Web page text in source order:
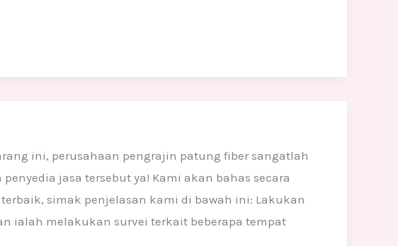
ini, perusahaan pengrajin patung fiber sangatlah
jasa tersebut ya! Kami akan bahas secara
simak penjelasan kami di bawah ini: Lakukan
ialah melakukan survei terkait beberapa tempat